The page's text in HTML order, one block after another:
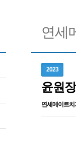
[공지사
연세
2023
윤원
연세메이트치